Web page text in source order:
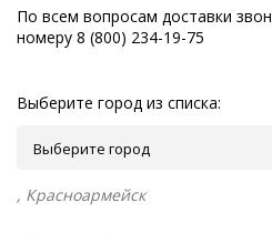
По всем вопросам доставки
номеру 8 (800) 234-19-75
Выберите город из списка:
Выберите город
, Красноармейск